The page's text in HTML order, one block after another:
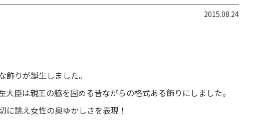
2015.08.24
りが誕生しました。
臣は親王の脇を固める昔ながらの格式ある飾りにしました。
誂え女性の奥ゆかしさを表現！